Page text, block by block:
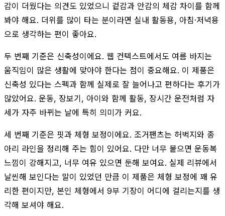
감이 더웠다는 의견도 있었으니 겉감과 안감의 체감 차이를 함께
봐야 해요. 더위를 많이 타는 분이라면 실내 활동용, 아침·저녁용
으로 생각하는 편이 좋아요.
두 번째 기준은 신축성이에요. 웹 컨텍스트에서도 여름 바지는
움직임이 많은 생활에 맞아야 한다는 점이 중요해요. 이 제품은
신축성 있다는 스펙과 함께 실제로 잘 늘어나고 편하다는 후기가
많았어요. 운동, 장보기, 아이와 함께 활동, 장시간 운전처럼 자
세가 자주 바뀌는 날에 특히 의미가 커요.
세 번째 기준은 핏과 체형 보정이에요. 조거팬츠는 허벅지와 종
아리 라인을 정리해 주는 힘이 있어요. 다만 너무 붙으면 운동복
느낌이 강해지고, 너무 여유 있으면 둔해 보여요. 실제 리뷰에서
날씬해 보인다는 말이 있었던 만큼 이 제품은 체형 보정에 꽤 유
리한 편이지만, 본인 체형에서 9부 기장이 어디에 걸리는지를 생
각해 보셔야 해요.